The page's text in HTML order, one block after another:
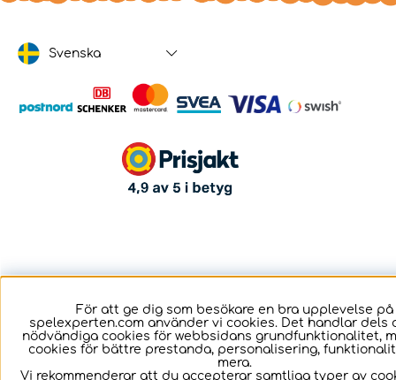
Svenska
För att ge dig som besökare en bra upplevelse på
spelexperten.com använder vi cookies. Det handlar dels
nödvändiga cookies för webbsidans grundfunktionalitet,
cookies för bättre prestanda, personalisering,
mera.
Vi rekommenderar att du accepterar samtliga typer av